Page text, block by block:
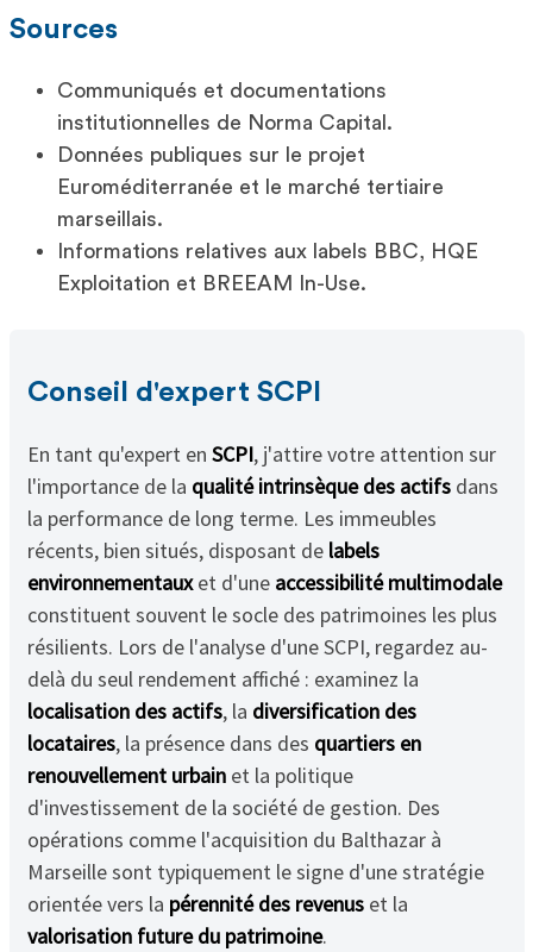
Sources
Communiqués et documentations
institutionnelles de Norma Capital.
Données publiques sur le projet
Euroméditerranée et le marché tertiaire
marseillais.
Informations relatives aux labels BBC, HQE
Exploitation et BREEAM In-Use.
Conseil d'expert SCPI
En tant qu'expert en SCPI, j'attire votre attention sur
l'importance de la qualité intrinsèque des actifsdans
la performance de long terme. Les immeubles
récents, bien situés, disposant de labels
environnementauxet d'une accessibilité multimodale
constituent souvent le socle des patrimoines les plus
résilients. Lors de l'analyse d'une SCPI, regardez au-
delà du seul rendement affiché : examinez la
localisation des actifs, la diversification des
locataires, la présence dans des quartiers en
renouvellement urbainet la politique
d'investissement de la société de gestion. Des
opérations comme l'acquisition du Balthazar à
Marseille sont typiquement le signe d'une stratégie
orientée vers la pérennité des revenuset la
valorisation future du patrimoine.